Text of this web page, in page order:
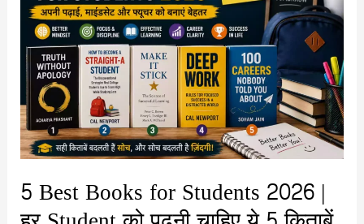
5 Best Books for Students 2026 |